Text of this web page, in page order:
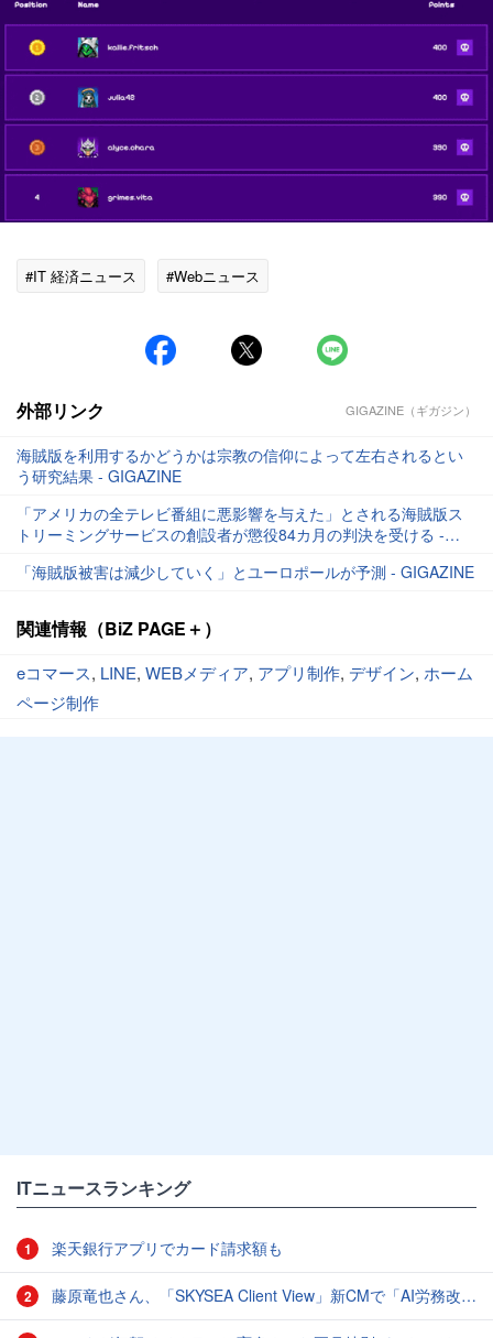
#IT 経済ニュース #Webニュース
外部リンク GIGAZINE（ギガジン）
海賊版を利用するかどうかは宗教の信仰によって左右されるとい
う研究結果 - GIGAZINE
「アメリカの全テレビ番組に悪影響を与えた」とされる海賊版ス
トリーミングサービスの創設者が懲役84カ月の判決を受ける -
「海賊版被害は減少していく」とユーロポールが予測 - GIGAZINE
関連情報（BiZ PAGE＋）
eコマース, LINE, WEBメディア, アプリ制作, デザイン, ホーム
ページ制作
ITニュースランキング
1 楽天銀行アプリでカード請求額も
2 藤原竜也さん、「SKYSEA Client View」新CMで「AI労務改善」をアピール 働き方をAIが分析したら「すぐに休んで」と言われる？